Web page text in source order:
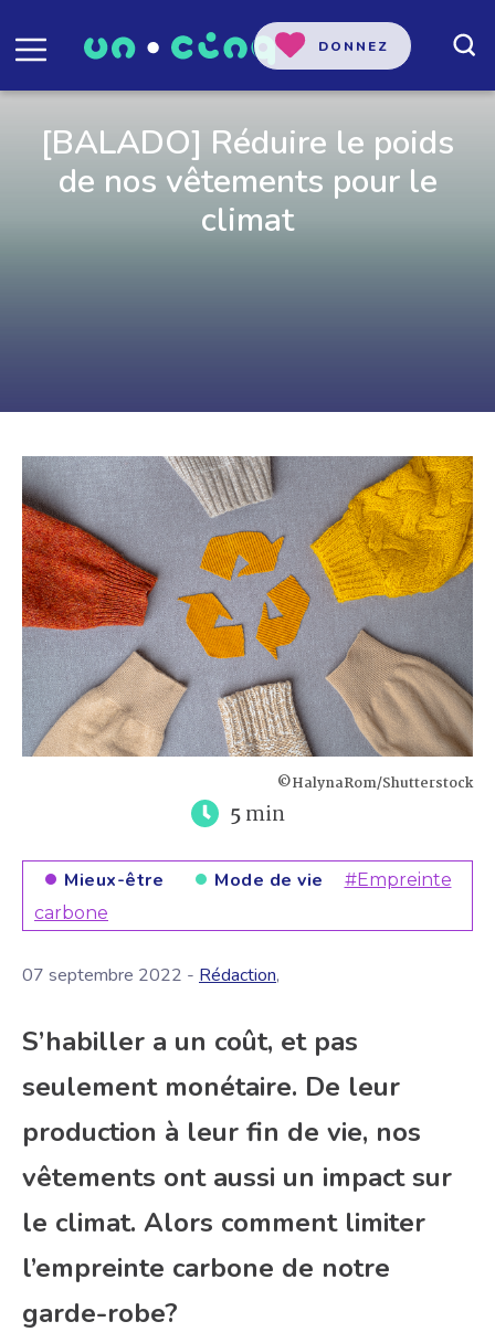
DONNEZ
[BALADO] Réduire le poids
de nos vêtements pour le
climat
©HalynaRom/Shutterstock
5min
Mieux-être Mode de vie
#Empreinte
carbone
07 septembre 2022 - Rédaction,
S’habiller a un coût, et pas
seulement monétaire. De leur
production à leur fin de vie, nos
vêtements ont aussi un impact sur
le climat. Alors comment limiter
l’empreinte carbone de notre
garde-robe?